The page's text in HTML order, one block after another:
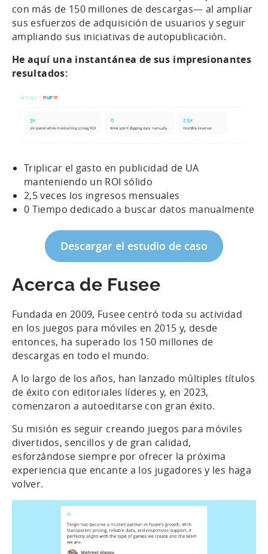
con más de 150 millones de descargas— al ampliar
sus esfuerzos de adquisición de usuarios y seguir
ampliando sus iniciativas de autopublicación.
He aquí una instantánea de sus impresionantes
resultados:
Triplicar el gasto en publicidad de UA
manteniendo un ROI sólido
2,5 veces los ingresos mensuales
0 Tiempo dedicado a buscar datos manualmente
Descargar el estudio de caso
Acerca de Fusee
Fundada en 2009, Fusee centró toda su actividad
en los juegos para móviles en 2015 y, desde
entonces, ha superado los 150 millones de
descargas en todo el mundo.
A lo largo de los años, han lanzado múltiples títulos
de éxito con editoriales líderes y, en 2023,
comenzaron a autoeditarse con gran éxito.
Su misión es seguir creando juegos para móviles
divertidos, sencillos y de gran calidad,
esforzándose siempre por ofrecer la próxima
experiencia que encante a los jugadores y les haga
volver.